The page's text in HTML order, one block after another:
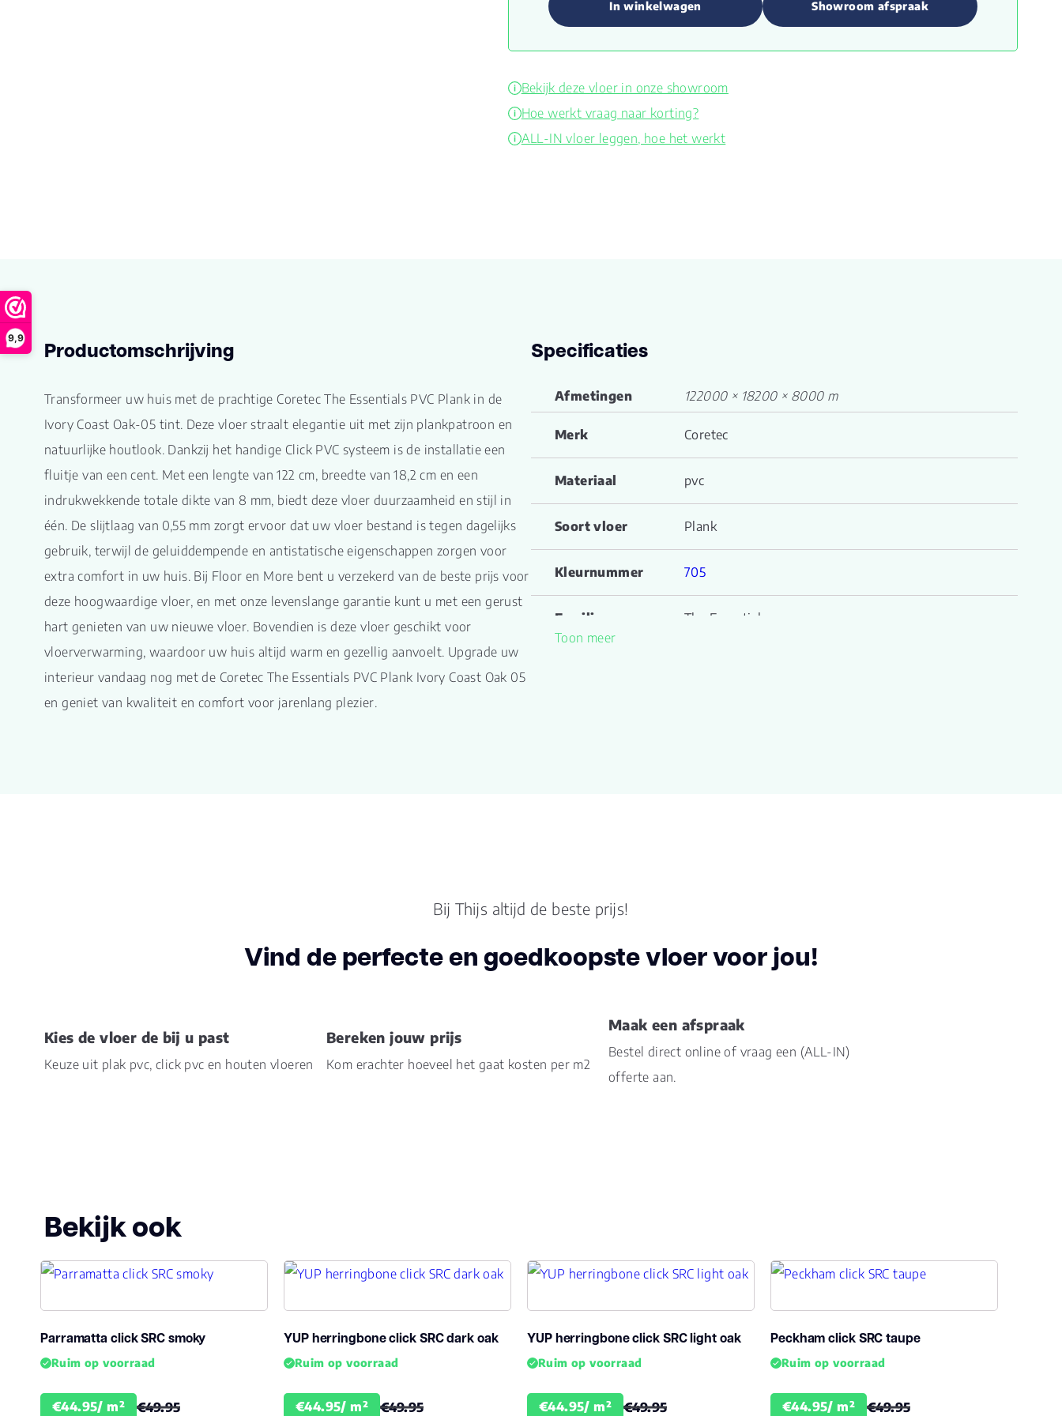
9,9
In winkelwagen Showroom afspraak
Bekijk deze vloer in onze showroom
Hoe werkt vraag naar korting?
ALL-IN vloer leggen, hoe het werkt
Productomschrijving
Transformeer uw huis met de prachtige Coretec The Essentials PVC Plank in de
Ivory Coast Oak-05 tint. Deze vloer straalt elegantie uit met zijn plankpatroon en
natuurlijke houtlook. Dankzij het handige Click PVC systeem is de installatie een
fluitje van een cent. Met een lengte van 122 cm, breedte van 18,2 cm en een
indrukwekkende totale dikte van 8 mm, biedt deze vloer duurzaamheid en stijl in
één. De slijtlaag van 0,55 mm zorgt ervoor dat uw vloer bestand is tegen dagelijks
gebruik, terwijl de geluiddempende en antistatische eigenschappen zorgen voor
extra comfort in uw huis. Bij Floor en More bent u verzekerd van de beste prijs voor
deze hoogwaardige vloer, en met onze levenslange garantie kunt u met een gerust
hart genieten van uw nieuwe vloer. Bovendien is deze vloer geschikt voor
vloerverwarming, waardoor uw huis altijd warm en gezellig aanvoelt. Upgrade uw
interieur vandaag nog met de Coretec The Essentials PVC Plank Ivory Coast Oak 05
en geniet van kwaliteit en comfort voor jarenlang plezier.
Specificaties
Afmetingen 122000 × 18200 × 8000 m
Merk Coretec
Materiaal pvc
Soort vloer Plank
Kleurnummer 705
Familienaam The Essentials
(mm)
Dikte plank (mm) 8.0
Brandclassificatie Bfl-s1
Vloerverwarming
Type click Click
Woongebruik
(jaren)
Levenslang
Garantie
Toon meer
Bij Thijs altijd de beste prijs!
Vind de perfecte en goedkoopste vloer voor jou!
Kies de vloer de bij u past
Keuze uit plak pvc, click pvc en houten vloeren
Bereken jouw prijs
Kom erachter hoeveel het gaat kosten per m2
Maak een afspraak
Bestel direct online of vraag een (ALL-IN)
offerte aan.
Bekijk ook
Parramatta click SRC smoky
Ruim op voorraad
€44.95/ m² €49.95
YUP herringbone click SRC dark oak
Ruim op voorraad
€44.95/ m² €49.95
YUP herringbone click SRC light oak
Ruim op voorraad
€44.95/ m² €49.95
Peckham click SRC taupe
Ruim op voorraad
€44.95/ m² €49.95